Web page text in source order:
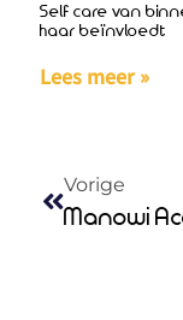
Self care van
haar beïnvloedt
Lees meer »
Vorige